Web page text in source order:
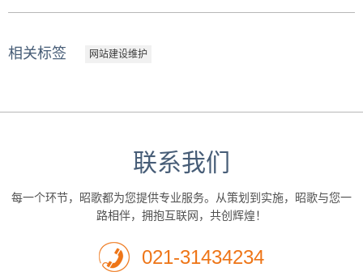
相关标签 网站建设维护
联系我们
每一个环节，昭歌都为您提供专业服务。从策划到实施，昭歌与您一
路相伴，拥抱互联网，共创辉煌！
021-31434234